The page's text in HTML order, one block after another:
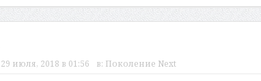
29 июля, 2018 в 01:56 в: Поколение Next